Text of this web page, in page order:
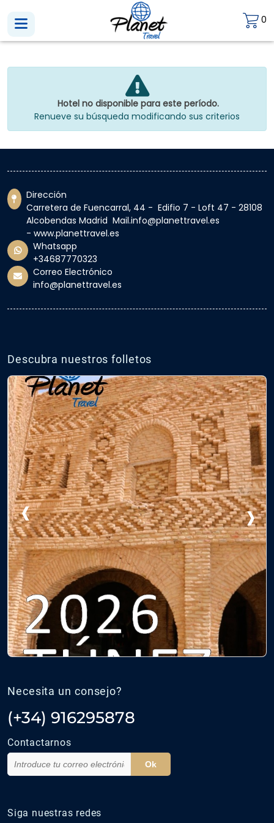
0
Hotel no disponible para este período.
Renueve su búsqueda modificando sus criterios
Dirección
Carretera de Fuencarral, 44 - Edifio 7 - Loft 47 - 28108
Alcobendas Madrid Mail.info@planettravel.es
- www.planettravel.es
Whatsapp
+34687770323
Correo Electrónico
info@planettravel.es
Descubra nuestros folletos
‹ ›
Necesita un consejo?
(+34) 916295878
Contactarnos
Ok
Siga nuestras redes